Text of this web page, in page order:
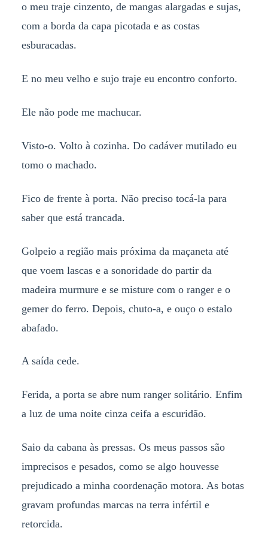
o meu traje cinzento, de mangas alargadas e sujas,
com a borda da capa picotada e as costas
esburacadas.
E no meu velho e sujo traje eu encontro conforto.
Ele não pode me machucar.
Visto-o. Volto à cozinha. Do cadáver mutilado eu
tomo o machado.
Fico de frente à porta. Não preciso tocá-la para
saber que está trancada.
Golpeio a região mais próxima da maçaneta até
que voem lascas e a sonoridade do partir da
madeira murmure e se misture com o ranger e o
gemer do ferro. Depois, chuto-a, e ouço o estalo
abafado.
A saída cede.
Ferida, a porta se abre num ranger solitário. Enfim
a luz de uma noite cinza ceifa a escuridão.
Saio da cabana às pressas. Os meus passos são
imprecisos e pesados, como se algo houvesse
prejudicado a minha coordenação motora. As botas
gravam profundas marcas na terra infértil e
retorcida.